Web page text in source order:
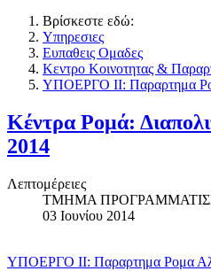
Βρίσκεστε εδώ:
Υπηρεσιες
Ευπαθεις Ομαδες
Κεντρο Κοινοτητας &
ΥΠΟΕΡΓΟ ΙΙ: Παραρτημα
Κέντρα Ρομά:
2014
Λεπτομέρειες
ΤΜΗΜΑ
03 Ιουνίου 2014
ΥΠΟΕΡΓΟ ΙΙ: Παραρτημα Ρομα